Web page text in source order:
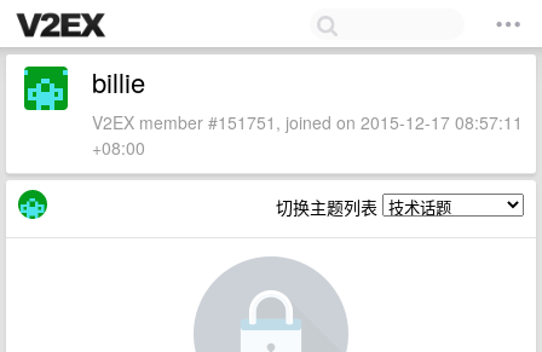
billie
V2EX member #151751, joined on 2015-12-17 08:57:11
+08:00
切换主题列表